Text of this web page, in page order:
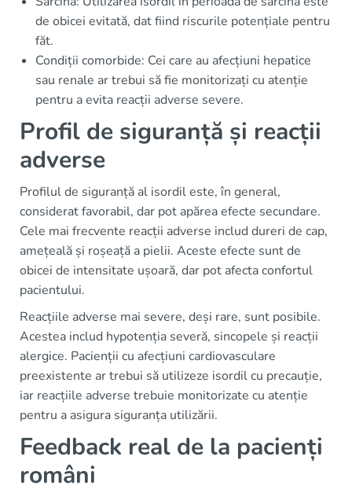
de obicei evitată, dat fiind riscurile potențiale pentru
făt.
Condiții comorbide: Cei care au afecțiuni hepatice
sau renale ar trebui să fie monitorizați cu atenție
pentru a evita reacții adverse severe.
Profil de siguranță și reacții
adverse
Profilul de siguranță al isordil este, în general,
considerat favorabil, dar pot apărea efecte secundare.
Cele mai frecvente reacții adverse includ dureri de cap,
amețeală și roșeață a pielii. Aceste efecte sunt de
obicei de intensitate ușoară, dar pot afecta confortul
pacientului.
Reacțiile adverse mai severe, deși rare, sunt posibile.
Acestea includ hypotenția severă, sincopele și reacții
alergice. Pacienții cu afecțiuni cardiovasculare
preexistente ar trebui să utilizeze isordil cu precauție,
iar reacțiile adverse trebuie monitorizate cu atenție
pentru a asigura siguranța utilizării.
Feedback real de la pacienți
români